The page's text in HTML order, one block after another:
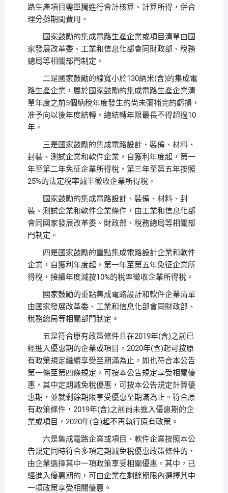
路生產項目需單獨進行會計核算、計算所得，併合
理分攤期間費用。
國家鼓勵的集成電路生產企業或項目清單由國
家發展改革委、工業和信息化部會同財政部、稅務
總局等相關部門制定。
二是國家鼓勵的線寬小於130納米(含)的集成電
路生產企業，屬於國家鼓勵的集成電路生產企業清
單年度之前5個納稅年度發生的尚未彌補完的虧損，
准予向以後年度結轉，總結轉年限最長不得超過10
年。
三是國家鼓勵的集成電路設計、裝備、材料、
封裝、測試企業和軟件企業，自獲利年度起，第一
年至第二年免征企業所得稅，第三年至第五年按照
25%的法定稅率減半徵收企業所得稅。
國家鼓勵的集成電路設計、裝備、材料、封
裝、測試企業和軟件企業條件，由工業和信息化部
會同國家發展改革委、財政部、稅務總局等相關部
門制定。
四是國家鼓勵的重點集成電路設計企業和軟件
企業，自獲利年度起，第一年至第五年免征企業所
得稅，接續年度減按10%的稅率徵收企業所得稅。
國家鼓勵的重點集成電路設計和軟件企業清單
由國家發展改革委、工業和信息化部會同財政部、
稅務總局等相關部門制定。
五是符合原有政策條件且在2019年(含)之前已
經進入優惠期的企業或項目，2020年(含)起可按原
有政策規定繼續享受至期滿為止，如也符合本公告
第一條至第四條規定，可按本公告規定享受相關優
惠，其中定期減免稅優惠，可按本公告規定計算優
惠期，並就剩餘期限享受優惠至期滿為止。符合原
有政策條件，2019年(含)之前尚未進入優惠期的企
業或項目，2020年(含)起不再執行原有政策。
六是集成電路企業或項目、軟件企業按照本公
告規定同時符合多項定期減免稅優惠政策條件的，
由企業選擇其中一項政策享受相關優惠。其中，已
經進入優惠期的，可由企業在剩餘期限內選擇其中
一項政策享受相關優惠。